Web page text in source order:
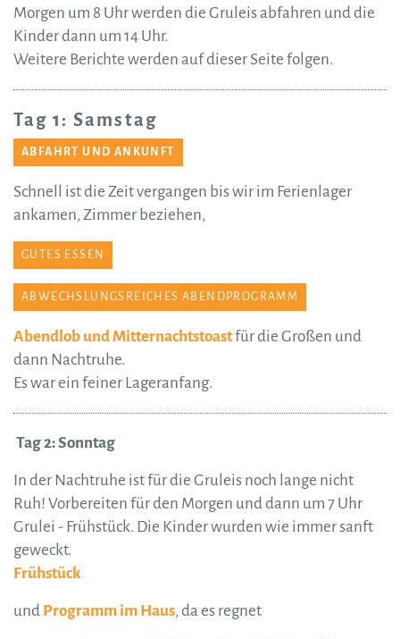
Morgen um 8 Uhr werden die Gruleis abfahren und die
Kinder dann um 14 Uhr.
Weitere Berichte werden auf dieser Seite folgen.
Tag 1: Samstag
ABFAHRT UND ANKUNFT
Schnell ist die Zeit vergangen bis wir im Ferienlager
ankamen, Zimmer beziehen,
GUTES ESSEN
ABWECHSLUNGSREICHES ABENDPROGRAMM
Abendlob und Mitternachtstoastfür die Großen und
dann Nachtruhe.
Es war ein feiner Lageranfang.
Tag 2: Sonntag
In der Nachtruhe ist für die Gruleis noch lange nicht
Ruh! Vorbereiten für den Morgen und dann um 7 Uhr
Grulei - Frühstück. Die Kinder wurden wie immer sanft
geweckt.
Frühstück
und Programm im Haus, da es regnet